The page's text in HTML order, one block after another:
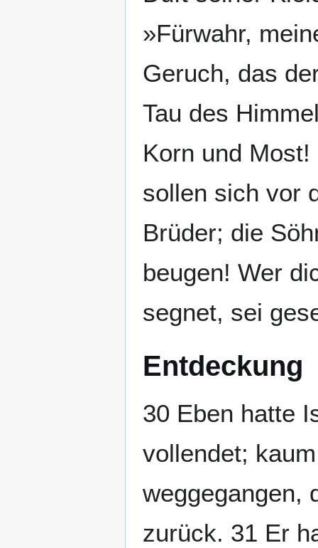
»Fürwahr,
Geruch, das
Tau des
Korn und
sollen sich vor
Brüder; die
beugen! Wer
segnet, sei
Entdeckung
30 Eben hatte
vollendet;
weggegangen,
zurück. 31 Er